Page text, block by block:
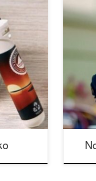
wina
i
w
mogą
W